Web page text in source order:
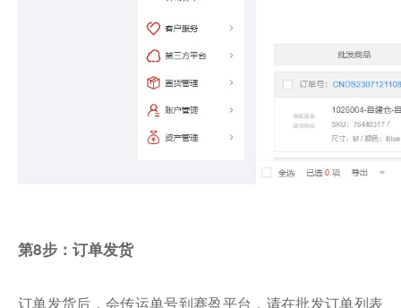
第8步：订单发货
订单发货后，会传运单号到赛盈平台，请在批发订单列表